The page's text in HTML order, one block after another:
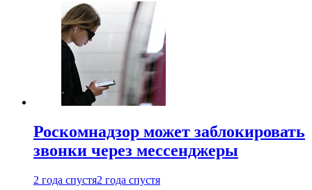
Роскомнадзор может заблокировать
звонки через мессенджеры
2 года спустя2 года спустя